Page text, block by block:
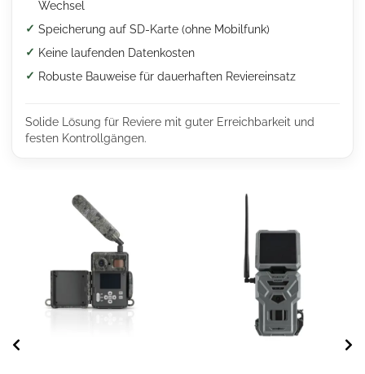
Wechsel
Speicherung auf SD-Karte (ohne Mobilfunk)
Keine laufenden Datenkosten
Robuste Bauweise für dauerhaften Reviereinsatz
Solide Lösung für Reviere mit guter Erreichbarkeit und
festen Kontrollgängen.